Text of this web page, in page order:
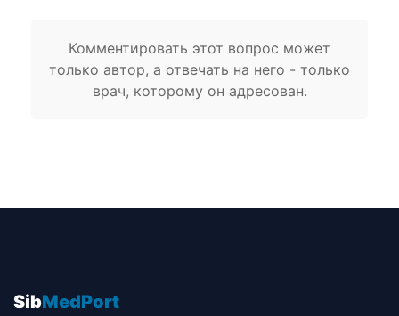
Комментировать этот вопрос может
только автор, а отвечать на него - только
врач, которому он адресован.
SibMedPort